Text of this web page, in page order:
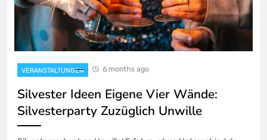
VERANSTALTUNGEN 6 months ago
Silvester Ideen Eigene Vier Wände:
Silvesterparty Zuzüglich Unwille